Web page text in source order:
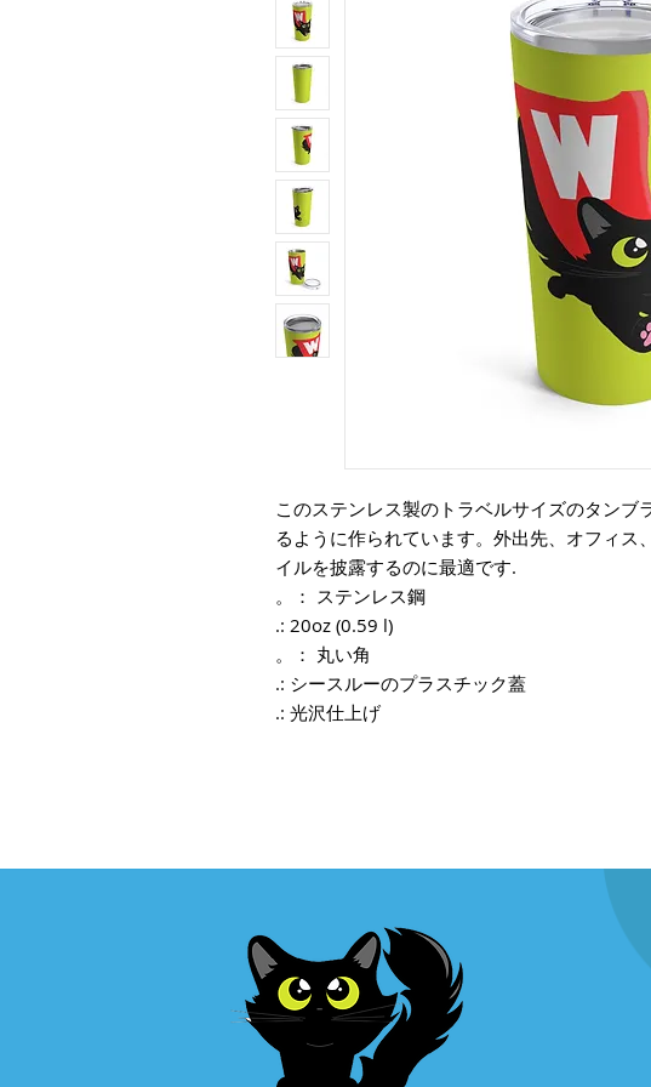
このステンレス製のトラベルサイズのタンブ
るように作られています。外出先、オフィス
イルを披露するのに最適です.
。： ステンレス鋼
.: 20oz (0.59 l)
。： 丸い角
.: シースルーのプラスチック蓋
.: 光沢仕上げ